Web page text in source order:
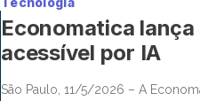
Economatica
acessível por IA
São Paulo, 11/5/2026 – A